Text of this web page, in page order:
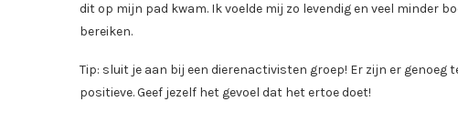
dit op mijn pad kwam. Ik voelde mij zo levendig en veel minder
bereiken.
Tip: sluit je aan bij een dierenactivisten groep! Er zijn er
positieve. Geef jezelf het gevoel dat het ertoe doet!